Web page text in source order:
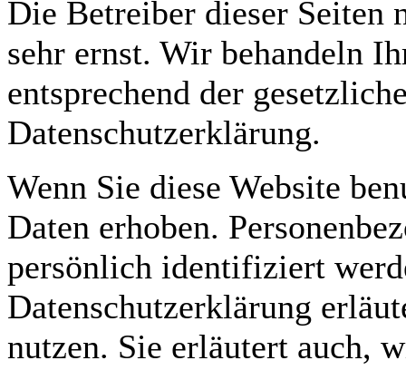
Die Betreiber dieser Seiten
sehr ernst. Wir behandeln
entsprechend der
Datenschutzerklärung.
Wenn Sie diese Website
Daten erhoben.
persönlich identifiziert
Datenschutzerklärung
nutzen. Sie erläutert auch,